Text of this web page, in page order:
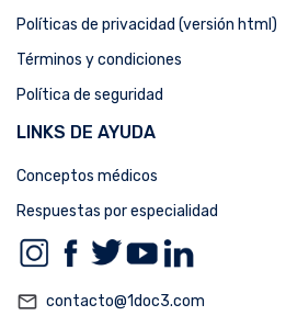
Políticas de privacidad (versión html)
Términos y condiciones
Política de seguridad
LINKS DE AYUDA
Conceptos médicos
Respuestas por especialidad
mail_outline contacto@1doc3.com